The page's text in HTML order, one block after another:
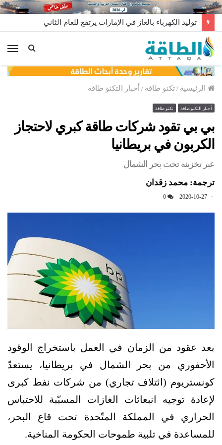
توليد الكهرباء بالغاز في الإمارات يرتفع للعام الثاني
الرئيسية /تكنو طاقة / أخبار التكنو طاقة
أخبار التكنو طاقة تكنو طاقة
بي بي تقود شركات طاقة كبري لاحتجاز
الكربون في بريطانيا
عبر تخزينه تحت بحر الشمال
ترجمة: محمد زقدان
2020-10-27
0
بعد عقود من الزمان في العمل باستخراج الوقود
الأحفوري من بحر الشمال في بريطانيا، يستعدّ
كونستريوم (ائتلاف تجاري) من شركات نفط كبرى
لإعادة توجيه انبعاثات الغازات المسبّبة للاحتباس
الحراري في المملكة المتّحدة تحت قاع البحر،
للمساعدة في تلبية طموحات الحكومة المناخية.